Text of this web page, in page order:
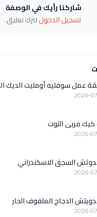
شاركنا رأيك في الوصفة
تسجيل الدخوللترك تعليق.
عمل سوفليه أومليت الديك
2026-
مربى التوت
2026-
السجق الاسكندراني
2026-
الدجاج الملفوف الحار
2026-